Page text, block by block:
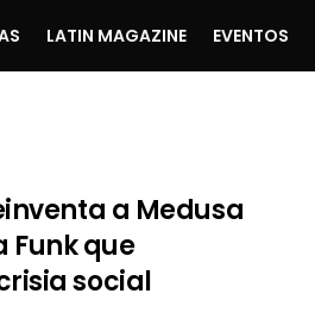
LATIN MAGAZINE EVENTOS
a Medusa
Funk que
social